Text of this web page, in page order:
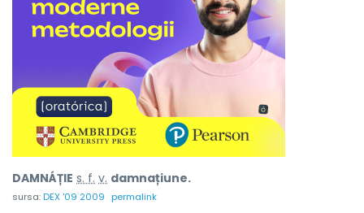
DAMNÁȚIE s. f. v. damnațiune.
sursa:DEX '09 2009 permalink